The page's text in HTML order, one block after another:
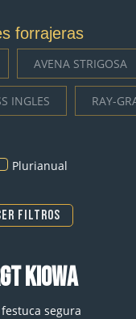
forrajeras
AVENA STRIGOSA
INGLES RAY-
Plurianual
filtros
KIOWA
festuca segura